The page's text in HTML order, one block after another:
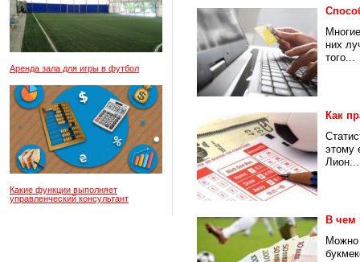
Аренда зала для игры в футбол
Какие функции выполняет
управленческий консультант
них
того...
Как
этому
Лион...
В чем
Можно